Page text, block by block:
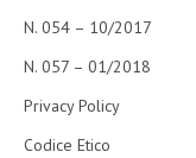
N. 054 – 10/2017
N. 057 – 01/2018
Privacy Policy
Codice Etico